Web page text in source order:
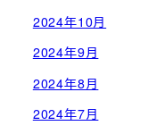
2024年10月
2024年9月
2024年8月
2024年7月